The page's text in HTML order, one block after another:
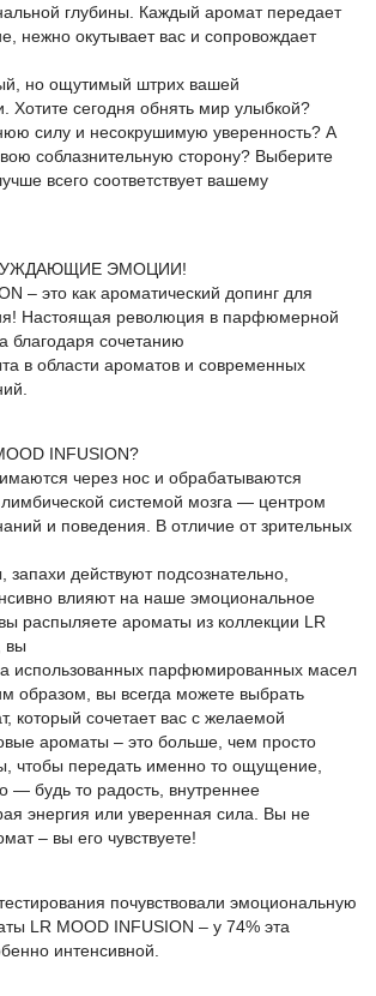
глубины. Каждый аромат передает
нежно окутывает вас и сопровождает
но ощутимый штрих вашей
Хотите сегодня обнять мир улыбкой?
силу и несокрушимую уверенность? А
соблазнительную сторону? Выберите
всего соответствует вашему
ЭМОЦИИ!
– это как ароматический допинг для
Настоящая революция в парфюмерной
благодаря сочетанию
в области ароматов и современных
INFUSION?
через нос и обрабатываются
системой мозга — центром
и поведения. В отличие от зрительных
запахи действуют подсознательно,
влияют на наше эмоциональное
распыляете ароматы из коллекции LR
вы
использованных парфюмированных масел
образом, вы всегда можете выбрать
который сочетает вас с желаемой
ароматы – это больше, чем просто
чтобы передать именно то ощущение,
— будь то радость, внутреннее
энергия или уверенная сила. Вы не
– вы его чувствуете!
почувствовали эмоциональную
LR MOOD INFUSION – у 74% эта
интенсивной.